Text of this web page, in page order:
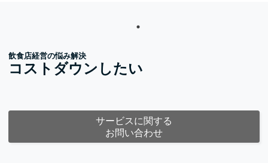
飲食店経営の悩み解決
コストダウンしたい
サービスに関する
お問い合わせ